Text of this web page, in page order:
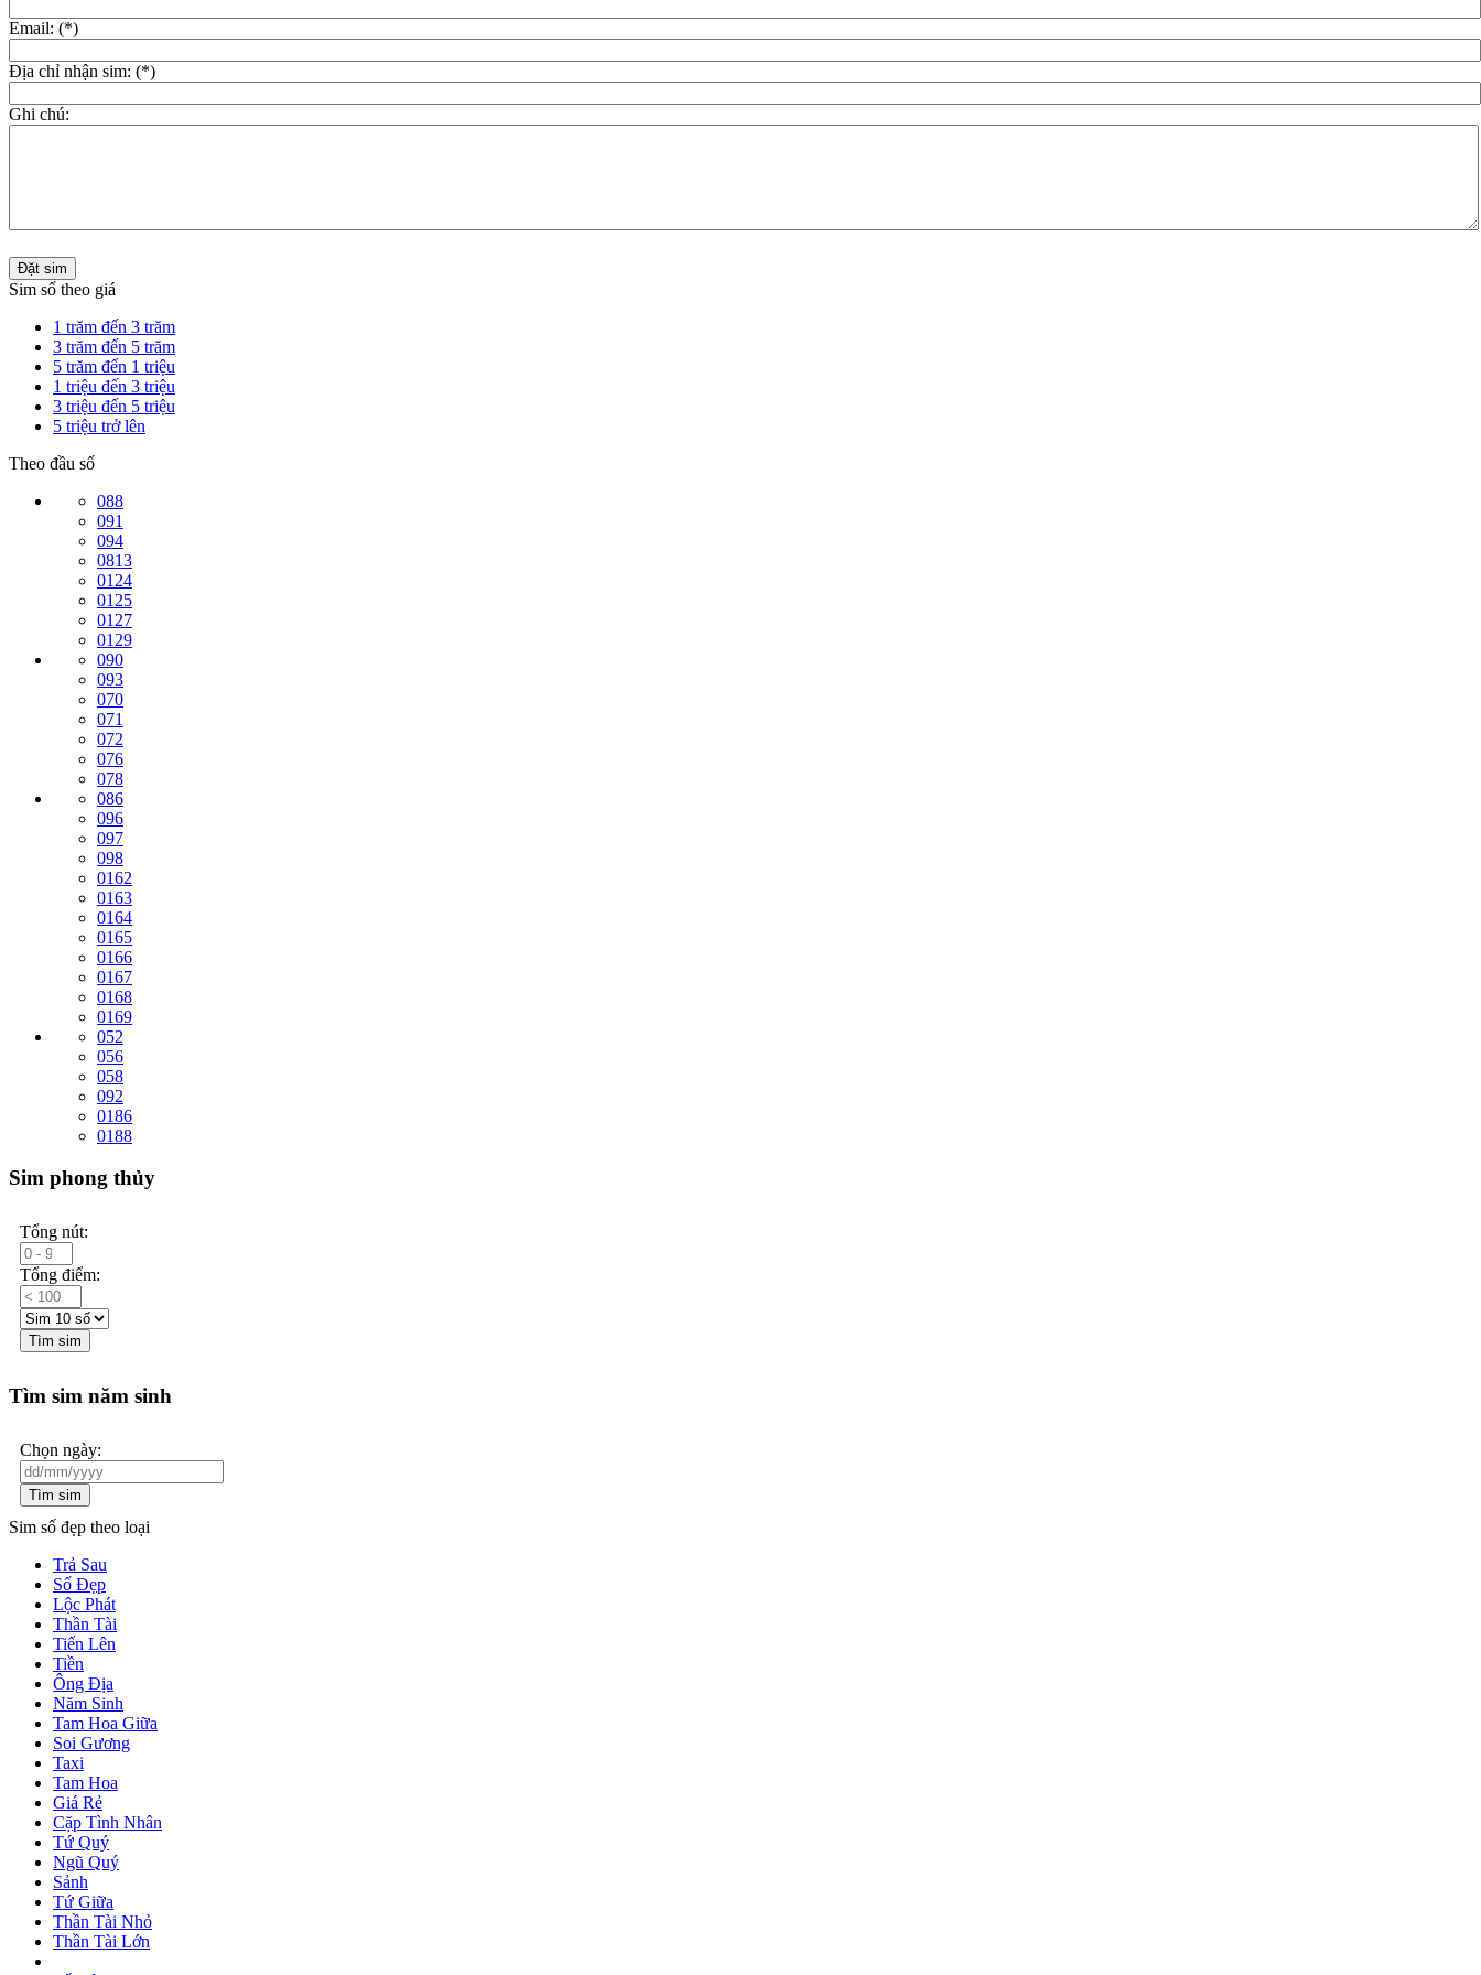
Email: (*)
Địa chỉ nhận sim: (*)
Ghi chú:
Đặt sim
Sim số theo giá
1 trăm đến 3 trăm
3 trăm đến 5 trăm
5 trăm đến 1 triệu
1 triệu đến 3 triệu
3 triệu đến 5 triệu
5 triệu trở lên
Theo đầu số
088
091
094
0813
0124
0125
0127
0129
090
093
070
071
072
076
078
086
096
097
098
0162
0163
0164
0165
0166
0167
0168
0169
052
056
058
092
0186
0188
Sim phong thủy
Tổng nút:
Tổng điểm:
Tìm sim
Tìm sim năm sinh
Chọn ngày:
Tìm sim
Sim số đẹp theo loại
Trả Sau
Số Đẹp
Lộc Phát
Thần Tài
Tiến Lên
Tiền
Ông Địa
Năm Sinh
Tam Hoa Giữa
Soi Gương
Taxi
Tam Hoa
Giá Rẻ
Cặp Tình Nhân
Tứ Quý
Ngũ Quý
Sảnh
Tứ Giữa
Thần Tài Nhỏ
Thần Tài Lớn